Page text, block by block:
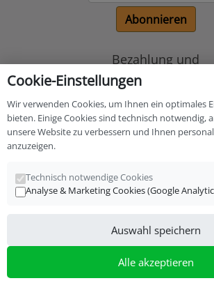
Abonnieren
Bezahlung und
Versand und Fachgeschäft für Drums und
Cookie-Einstellungen
Wir verwenden Cookies, um Ihnen ein optimales
bieten. Einige Cookies sind technisch notwendig,
unsere Website zu verbessern und Ihnen
anzuzeigen.
Technisch notwendige Cookies
Analyse & Marketing Cookies (Google
Auswahl speichern
Alle akzeptieren